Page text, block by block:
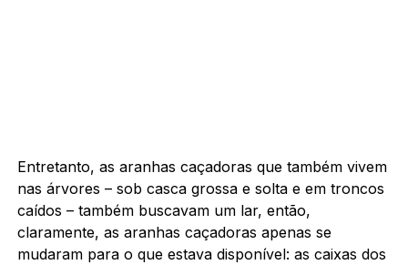
Entretanto, as aranhas caçadoras que também vivem
nas árvores – sob casca grossa e solta e em troncos
caídos – também buscavam um lar, então,
claramente, as aranhas caçadoras apenas se
mudaram para o que estava disponível: as caixas dos